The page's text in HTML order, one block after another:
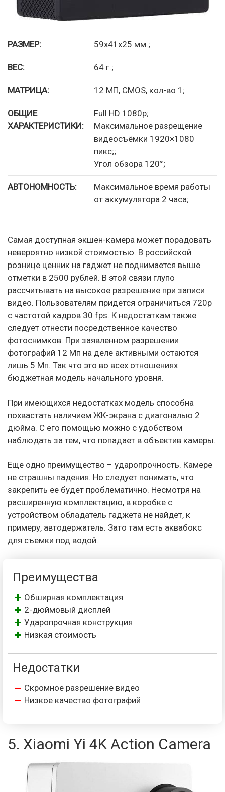
РАЗМЕР: 59x41x25 мм.;
ВЕС: 64 г.;
МАТРИЦА: 12 МП, CMOS, кол-во 1;
ОБЩИЕ
ХАРАКТЕРИСТИКИ:
Full HD 1080p;
Максимальное разрещение
видеосъёмки 1920×1080
пикс;;
Угол обзора 120°;
АВТОНОМНОСТЬ:
Максимальное время работы
от аккумулятора 2 часа;
Самая доступная экшен-камера может порадовать
невероятно низкой стоимостью. В российской
рознице ценник на гаджет не поднимается выше
отметки в 2500 рублей. В этой связи глупо
рассчитывать на высокое разрешение при записи
видео. Пользователям придется ограничиться 720p
с частотой кадров 30 fps. К недостаткам также
следует отнести посредственное качество
фотоснимков. При заявленном разрешении
фотографий 12 Мп на деле активными остаются
лишь 5 Мп. Так что это во всех отношениях
бюджетная модель начального уровня.
При имеющихся недостатках модель способна
похвастать наличием ЖК-экрана с диагональю 2
дюйма. С его помощью можно с удобством
наблюдать за тем, что попадает в объектив камеры.
Еще одно преимущество – ударопрочность. Камере
не страшны падения. Но следует понимать, что
закрепить ее будет проблематично. Несмотря на
расширенную комплектацию, в коробке с
устройством обладатель гаджета не найдет, к
примеру, автодержатель. Зато там есть аквабокс
для съемки под водой.
Преимущества
Обширная комплектация
2-дюймовый дисплей
Ударопрочная конструкция
Низкая стоимость
Недостатки
Скромное разрешение видео
Низкое качество фотографий
5. Xiaomi Yi 4K Action Camera